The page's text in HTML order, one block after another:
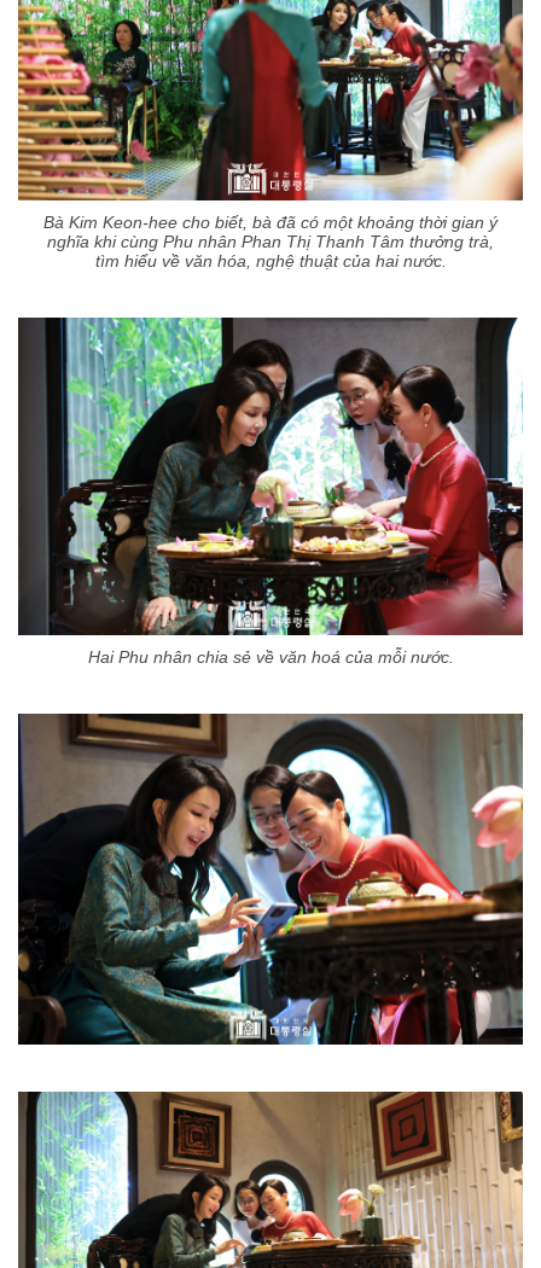
Bà Kim Keon-hee cho biết, bà đã có một khoảng thời gian ý
nghĩa khi cùng Phu nhân Phan Thị Thanh Tâm thưởng trà,
tìm hiểu về văn hóa, nghệ thuật của hai nước.
Hai Phu nhân chia sẻ về văn hoá của mỗi nước.